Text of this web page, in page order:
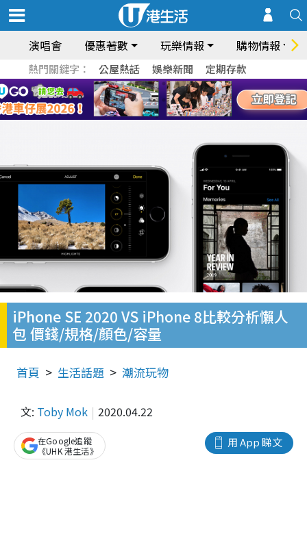
演唱會 優惠著數 玩樂情報 購物情報
熱門關鍵字： 公屋熱話 娛樂新聞 定期存款
iPhone SE 2020 VS iPhone 8比較分析懶人
包 價錢/規格/顏色/容量
首頁 生活話題 潮流玩物
文: Toby Mok 2020.04.22
用 App 睇文
在Google追蹤
《UHK 港生活》